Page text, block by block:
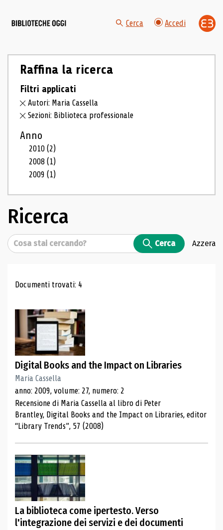
Cerca Accedi
Raffina la ricerca
Filtri applicati
Autori: Maria Cassella
Sezioni: Biblioteca professionale
Anno
2010(2)
2008(1)
2009(1)
Ricerca
Cerca Cerca Azzera
Risultati di ricerca
Documenti trovati: 4
Digital Books and the Impact on Libraries
Maria Cassella
anno: 2009, volume: 27, numero: 2
Recensione di Maria Cassella al libro di Peter
Brantley, Digital Books and the Impact on Libraries, editor
“Library Trends”, 57 (2008)
La biblioteca come ipertesto. Verso
l'integrazione dei servizi e dei documenti